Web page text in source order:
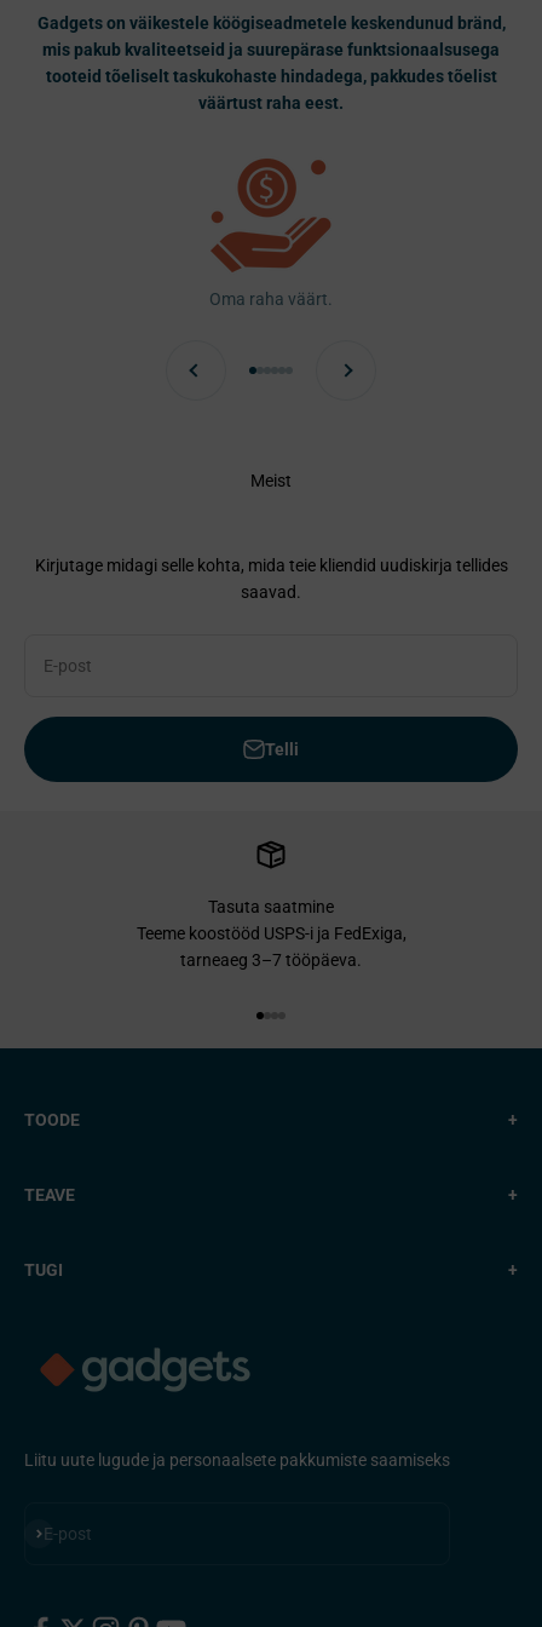
Gadgets on väikestele köögiseadmetele keskendunud bränd,
mis pakub kvaliteetseid ja suurepärase funktsionaalsusega
tooteid tõeliselt taskukohaste hindadega, pakkudes tõelist
väärtust raha eest.
Oma raha väärt.
Mine punkti 1 juurde
Mine punkti 2 juurde
Mine punkti 3 juurde
Mine punkti 4 juurde
Mine punkti 5 juurde
Mine punkti 6 juurde
Meist
Kirjutage midagi selle kohta, mida teie kliendid uudiskirja tellides
saavad.
E-post
Telli
Tasuta saatmine
Teeme koostööd USPS-i ja FedExiga,
tarneaeg 3–7 tööpäeva.
TOODE +
TEAVE +
TUGI +
Liitu uute lugude ja personaalsete pakkumiste saamiseks
E-post
Telli